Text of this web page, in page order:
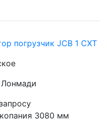
погрузчик JCB 1 СXT
Лонмади
3080 мм